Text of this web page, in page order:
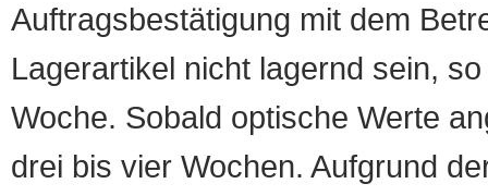
Auftragsbestätigung mit dem
Lagerartikel nicht lagernd sein,
Woche. Sobald optische Werte
drei bis vier Wochen. Aufgrund